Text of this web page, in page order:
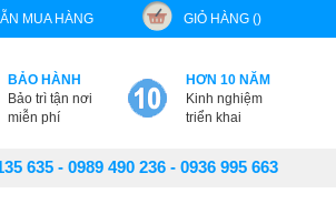
MUA HÀNG GIỎ HÀNG ()
BẢO HÀNH
Bảo trì tận nơi
miễn phí
HƠN 10 NĂM
Kinh nghiệm
triển khai
635 - 0989 490 236 - 0936 995 663